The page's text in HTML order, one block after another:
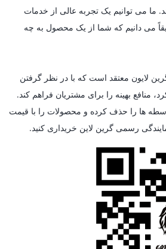
ما می توانیم یک تجربه عالی از خدمات
می دانیم که شما از یک محصول به چه
لایون معتقد است که با در نظر گرفتن
منافع بهینه را برای مشتریان فراهم کند.
ها را حذف کرده و محصولات را با قیمت
رسمی گرین لاین خریداری کنید.